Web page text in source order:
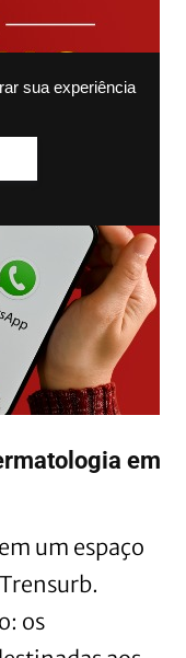
sua experiência
em
um espaço
os